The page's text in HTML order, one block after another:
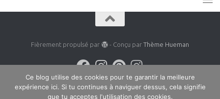
Fièrement propulsé par - Conçu par Thème Hueman
Ce blog utilise des cookies pour te garantir la meilleure
expérience ici. Si tu continues à naviguer dessus, cela signifie
que tu acceptes l'utilisation des cookies.